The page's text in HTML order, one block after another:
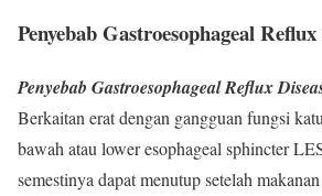
Penyebab Gastroesophageal Reflux
Penyebab Gastroesophageal Reflux
Berkaitan erat dengan gangguan fungsi
bawah atau lower esophageal sphincter
semestinya dapat menutup setelah